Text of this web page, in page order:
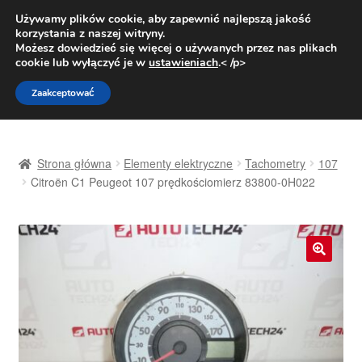
DOSTAWA od 31 zł
Pn.-pt. 9:00-16:00800 003 167
Przejdź
do
nawigacji
Przejdź
do
treści
Dostawa
Strona główna Elementy elektryczne Tachometry
107
Citroën C1 Peugeot 107 prędkościomierz 83800-0H022
🔍
Używamy plików cookie, aby zapewnić najlepszą jakość
korzystania z naszej witryny.
Możesz dowiedzieć się więcej o używanych przez nas plikach
cookie lub wyłączyć je w ustawieniach.< /p>
Zaakceptować